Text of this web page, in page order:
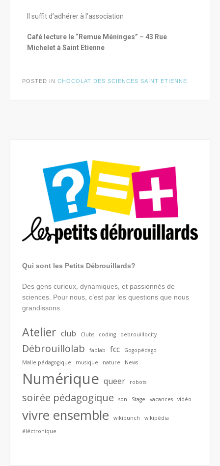
Il suffit d’adhérer à l’association
Café lecture le “Remue Méninges” – 43 Rue
Michelet à Saint Etienne
POSTED IN CHOCOLAT DES SCIENCES SAINT ETIENNE
Qui sont les Petits Débrouillards?
Des gens curieux, dynamiques, et passionnés de
sciences. Pour nous, c’est par les questions que nous
grandissons.
Atelier club Clubs coding debrouillocity
Débrouillolab fablab fcc
Gogopédago
Malle pédagogique
musique nature News
Numérique queer robots
soirée pédagogique son Stage vacances vidéo
vivre ensemble wikipunch
wikipédia
éléctronique